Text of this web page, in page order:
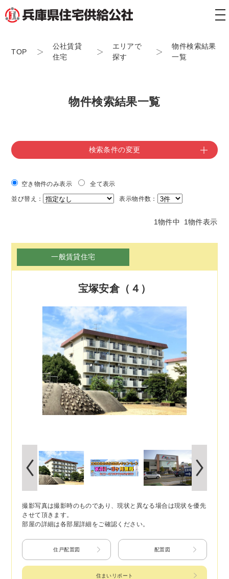
TOP
公社賃貸
住宅
エリアで
探す
物件検索結果
一覧
物件検索結果一覧
検索条件の変更
空き物件のみ表示 全て表示
並び替え： 表示物件数：
1物件中 1物件表示
一般賃貸住宅
宝塚安倉（４）
撮影写真は撮影時のものであり、現状と異なる場合は現状を優先
させて頂きます。
部屋の詳細は各部屋詳細をご確認ください。
住戸配置図 配置図
住まいリポート